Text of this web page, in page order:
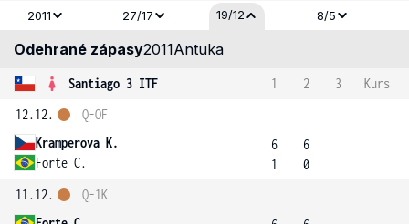
2011
27/17 19/12 8/5
Odehrané zápasy2011Antuka
Santiago 3 ITF 1 2 3
Kurs
12.12.
Kramperova K.
Forte C.
Q-OF
6
1
6
0
11.12.
Q-1K